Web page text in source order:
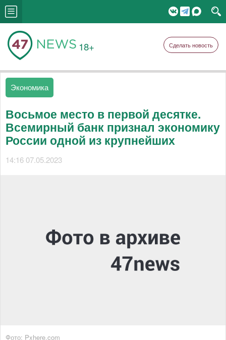
18+ Сделать новость
Экономика
Восьмое место в первой десятке.
Всемирный банк признал экономику
России одной из крупнейших
14:16 07.05.2023
Фото: Pxhere.com